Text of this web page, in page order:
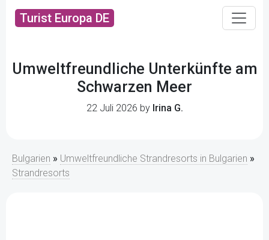
Turist Europa DE
Umweltfreundliche Unterkünfte am
Schwarzen Meer
22 Juli 2026 by Irina G.
Bulgarien » Umweltfreundliche Strandresorts in Bulgarien »
Strandresorts